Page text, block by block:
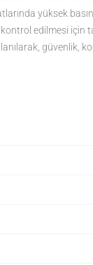
yüksek
edilmesi için
güvenlik,